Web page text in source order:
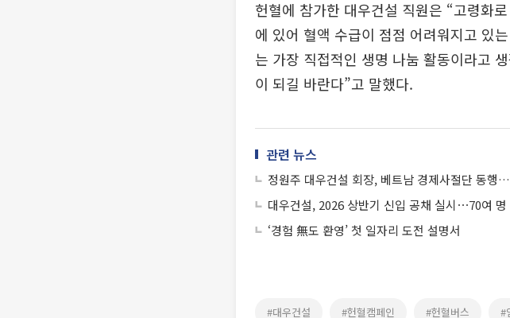
헌혈에 참가한 대우건설 직원은 “고령화
에 있어 혈액 수급이 점점 어려워지고 있
는 가장 직접적인 생명 나눔 활동이라고
이 되길 바란다”고 말했다.
관련 뉴스
정원주 대우건설 회장, 베트남 경제사절단 동행
대우건설, 2026 상반기 신입 공채 실시⋯70여 명
‘경험 無도 환영’ 첫 일자리 도전 설명서
#대우건설 #헌혈캠페인 #헌혈버스 #